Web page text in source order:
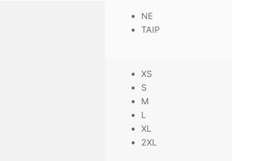
NE
TAIP
XS
S
M
L
XL
2XL